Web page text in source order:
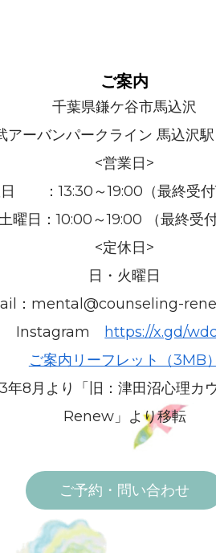
ご案内
千葉県鎌ケ谷市馬込沢
アーバンパークライン 馬込沢
<営業日>
日 ：13:30～19:00（最終受付
曜日：10:00～19:00 （最終受
<定休日>
日・火曜日
：mental@counseling-
Instagram
https://x.gd/
ご案内リーフレット（3MB）
8月より「旧：津田沼心理カ
Renew」より移転
ご予約・問い合わせ